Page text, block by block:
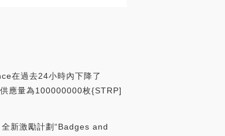
在過去24小時內下降了
應量為100000000枚{STRP]
新激勵計劃“Badges and